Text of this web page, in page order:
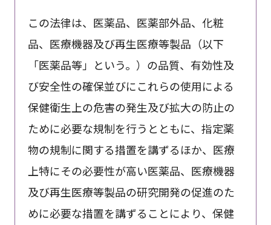
この法律は、医薬品、医薬部外品、化粧
品、医療機器及び再生医療等製品（以下
「医薬品等」という。）の品質、有効性及
び安全性の確保並びにこれらの使用による
保健衛生上の危害の発生及び拡大の防止の
ために必要な規制を行うとともに、指定薬
物の規制に関する措置を講ずるほか、医療
上特にその必要性が高い医薬品、医療機器
及び再生医療等製品の研究開発の促進のた
めに必要な措置を講ずることにより、保健